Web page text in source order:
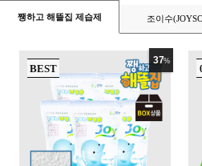
쨍하고 해뜰집 제습제 조이수
%